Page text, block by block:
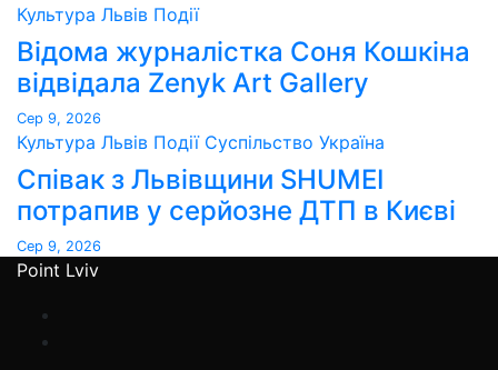
Культура Львів Події
Відома журналістка Соня Кошкіна
відвідала Zenyk Art Gallery
Сер 9, 2026
Культура Львів Події Суспільство Україна
Співак з Львівщини SHUMEI
потрапив у серйозне ДТП в Києві
Сер 9, 2026
Point Lviv